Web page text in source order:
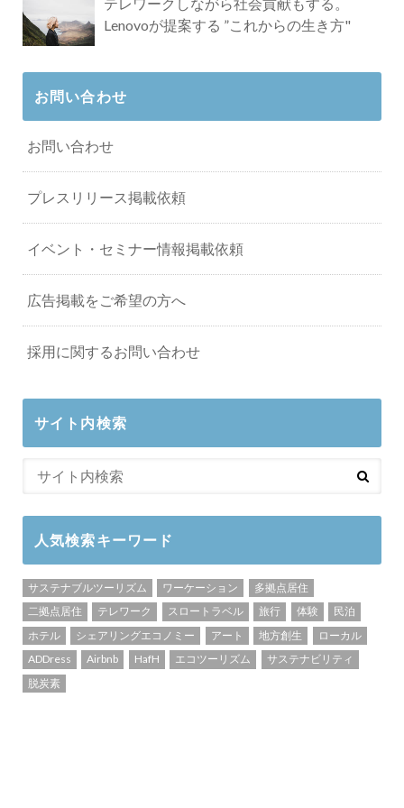
テレワークしながら社会貢献もする。
Lenovoが提案する ”これからの生き方"
お問い合わせ
お問い合わせ
プレスリリース掲載依頼
イベント・セミナー情報掲載依頼
広告掲載をご希望の方へ
採用に関するお問い合わせ
サイト内検索
人気検索キーワード
サステナブルツーリズム ワーケーション
多拠点居住
二拠点居住
テレワーク スロートラベル 旅行 体験
民泊
ホテル
シェアリングエコノミー アート 地方創生
ローカル
ADDress
Airbnb HafH エコツーリズム
サステナビリティ
脱炭素